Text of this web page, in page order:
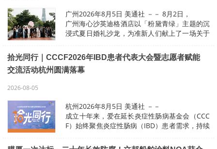
广州2026年8月5日 美通社 －－ 8月2日，
广州海心沙英迪格酒店以「粉黛青绿」主题的沉
浸式夏日婚礼沙龙，为准新人们献上了一场关于
空间海心厅、粤•悦厅、观鹭台、户外草坪与光
点•屋顶酒吧，…
拾光同行｜CCCF2026年IBD患者代表大会暨志愿者赋能
交流活动杭州圆满落幕
2026-08-05
杭州2026年8月5日 美通社 －－
成立十年来，爱在延长炎症性肠病基金会（CCC
F）始终聚焦炎症性肠病（IBD）患者需求，持续
作，探索构建更加完善的患者支持体系。十年深